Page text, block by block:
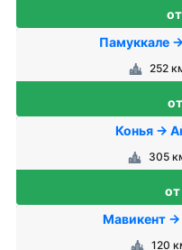
Памуккале
252
Конья →
305
Мавикент →
120